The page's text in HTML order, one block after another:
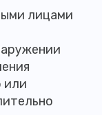
лицами
или